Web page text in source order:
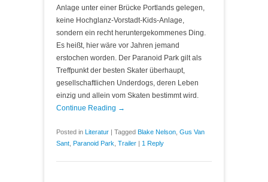
Anlage unter einer Brücke Portlands gelegen,
keine Hochglanz-Vorstadt-Kids-Anlage,
sondern ein recht heruntergekommenes Ding.
Es heißt, hier wäre vor Jahren jemand
erstochen worden. Der Paranoid Park gilt als
Treffpunkt der besten Skater überhaupt,
gesellschaftlichen Underdogs, deren Leben
einzig und allein vom Skaten bestimmt wird.
Continue Reading →
Posted in Literatur | Tagged Blake Nelson Gus Van
Sant Paranoid Park Trailer | 1 Reply